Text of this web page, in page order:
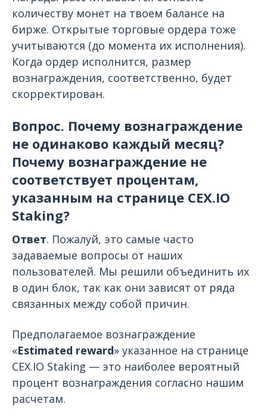
количеству монет на твоем балансе на
бирже. Открытые торговые ордера тоже
учитываются (до момента их исполнения).
Когда ордер исполнится, размер
вознаграждения, соответственно, будет
скорректирован.
Вопрос. Почему вознаграждение
не одинаково каждый месяц?
Почему вознаграждение не
соответствует процентам,
указанным на странице CEX.IO
Staking?
Ответ. Пожалуй, это самые часто
задаваемые вопросы от наших
пользователей. Мы решили объединить их
в один блок, так как они зависят от ряда
связанных между собой причин.
Предполагаемое вознаграждение
«Estimated reward» указанное на странице
CEX.IO Staking — это наиболее вероятный
процент вознаграждения согласно нашим
расчетам.